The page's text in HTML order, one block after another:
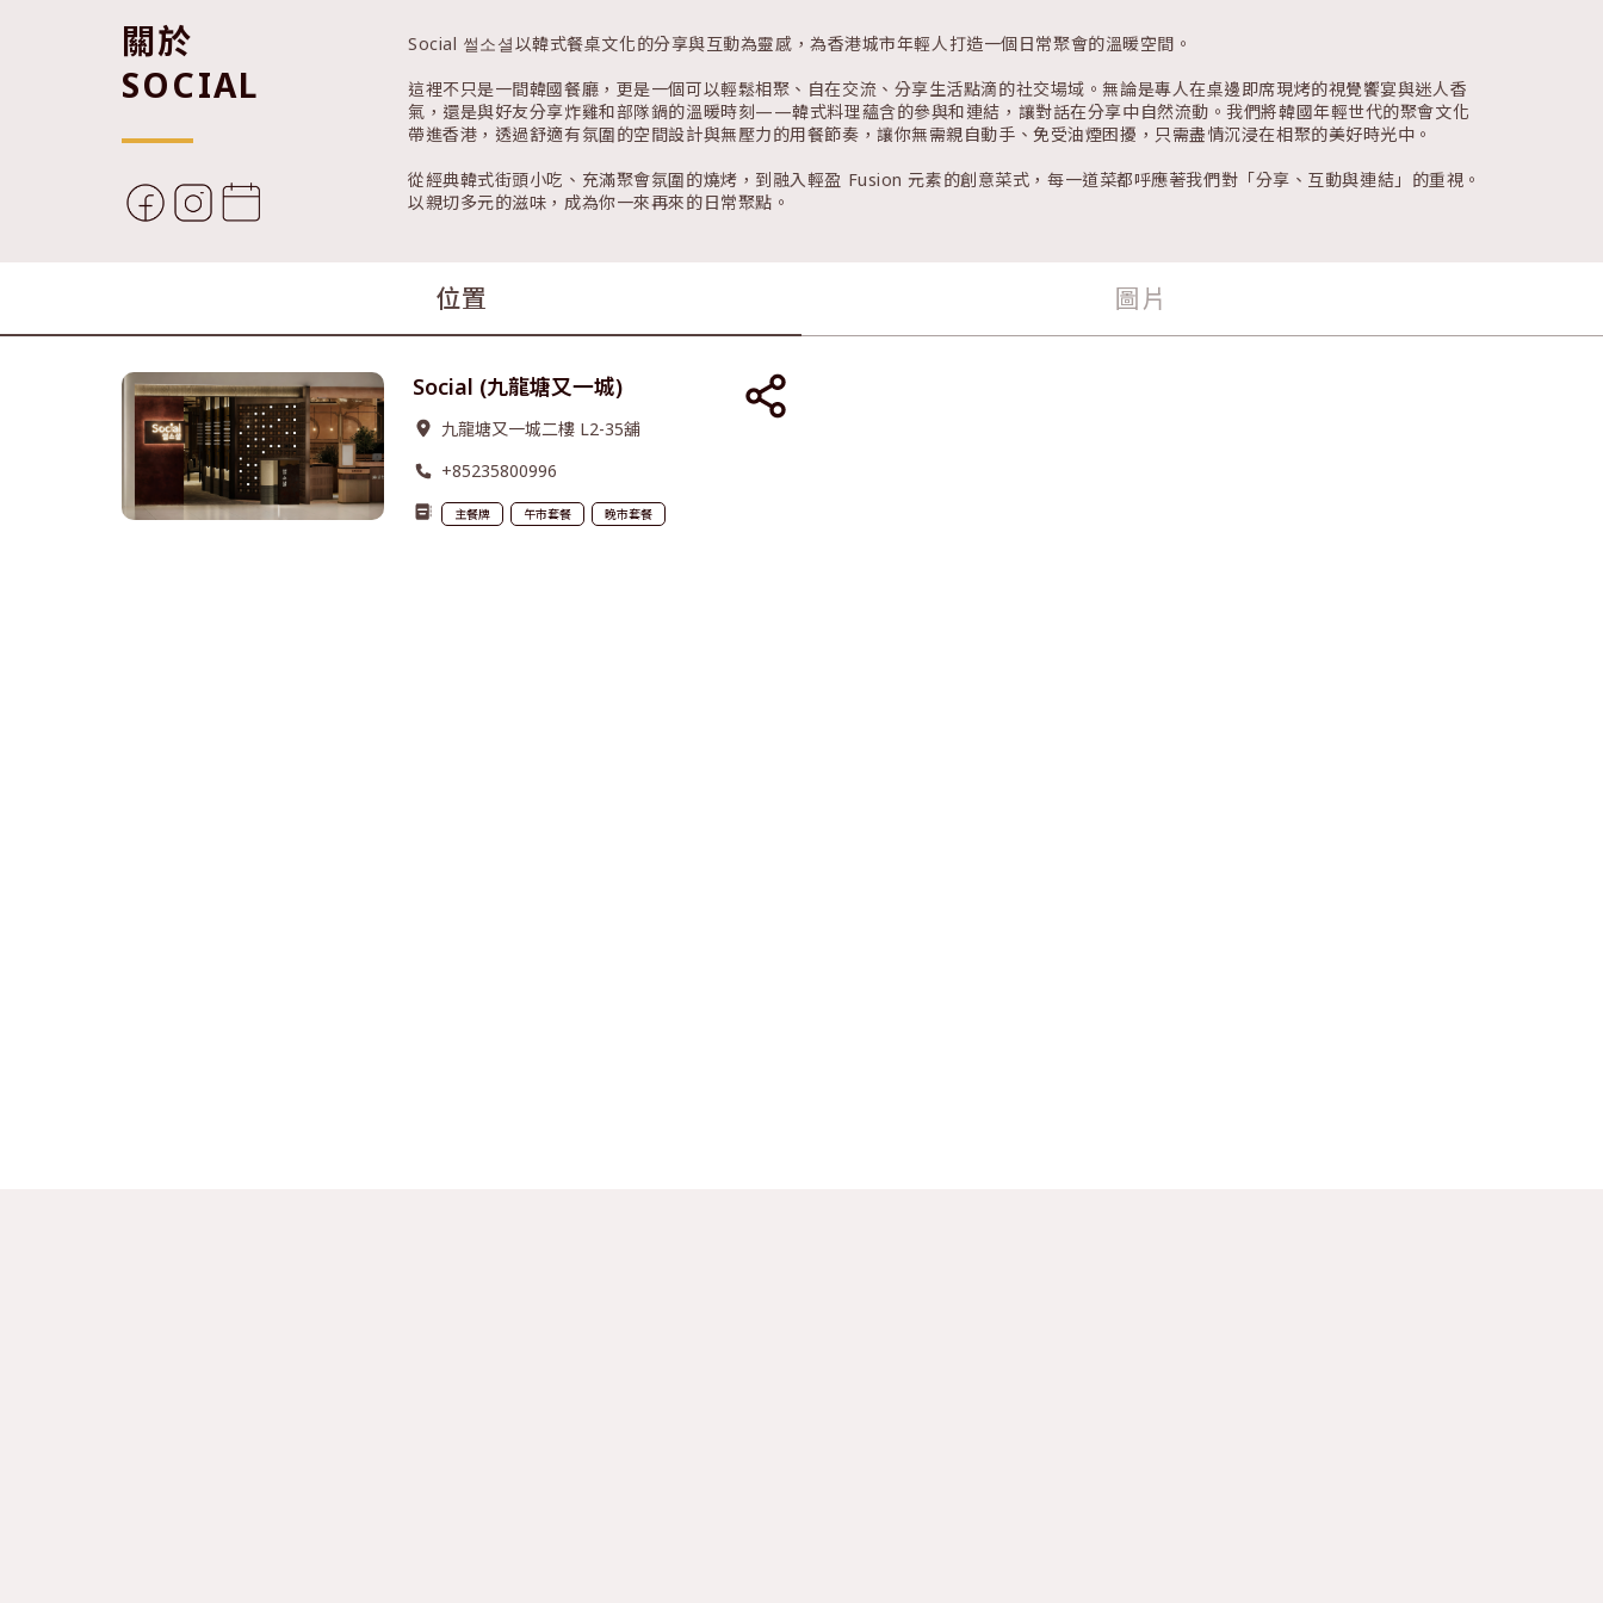
關於
SOCIAL
Social 썰소셜以韓式餐桌文化的分享與互動為靈感，為香港城市年輕人打造一個日常聚會的溫暖空間。
這裡不只是一間韓國餐廳，更是一個可以輕鬆相聚、自在交流、分享生活點滴的社交場域。無論是專人在桌邊即席現烤的視覺饗宴與迷人香
氣，還是與好友分享炸雞和部隊鍋的溫暖時刻——韓式料理蘊含的參與和連結，讓對話在分享中自然流動。我們將韓國年輕世代的聚會文化
帶進香港，透過舒適有氛圍的空間設計與無壓力的用餐節奏，讓你無需親自動手、免受油煙困擾，只需盡情沉浸在相聚的美好時光中。
從經典韓式街頭小吃、充滿聚會氛圍的燒烤，到融入輕盈 Fusion 元素的創意菜式，每一道菜都呼應著我們對「分享、互動與連結」的重視。
以親切多元的滋味，成為你一來再來的日常聚點。
位置 圖片
Social (九龍塘又一城)
九龍塘又一城二樓 L2-35舖
+85235800996
主餐牌 午市套餐 晚市套餐